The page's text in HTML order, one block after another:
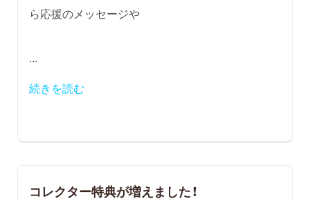
ら応援のメッセージや
...
続きを読む
コレクター特典が増えました！